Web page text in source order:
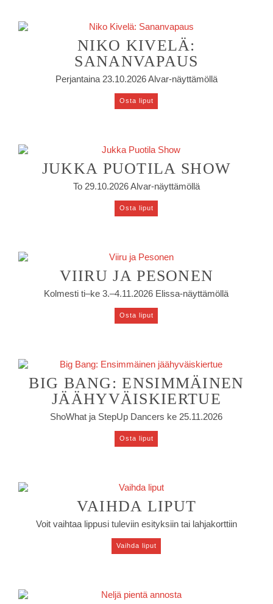
NIKO KIVELÄ:
SANANVAPAUS
Perjantaina 23.10.2026 Alvar-näyttämöllä
Osta liput
JUKKA PUOTILA SHOW
To 29.10.2026 Alvar-näyttämöllä
Osta liput
VIIRU JA PESONEN
Kolmesti ti–ke 3.–4.11.2026 Elissa-näyttämöllä
Osta liput
BIG BANG: ENSIMMÄINEN
JÄÄHYVÄISKIERTUE
ShoWhat ja StepUp Dancers ke 25.11.2026
Osta liput
VAIHDA LIPUT
Voit vaihtaa lippusi tuleviin esityksiin tai lahjakorttiin
Vaihda liput